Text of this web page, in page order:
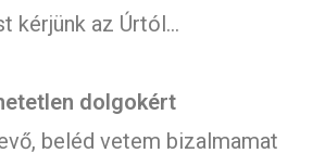
kérjünk az Úrtól…
dolgokért
beléd vetem bizalmamat